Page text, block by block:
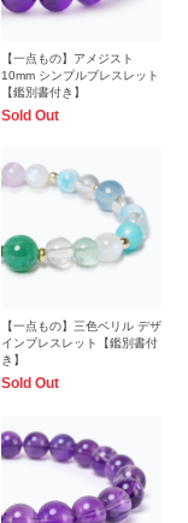
【一点もの】アメジスト
10mm シンプルブレスレット
【鑑別書付き】
Sold Out
【一点もの】三色ベリル デザ
インブレスレット【鑑別書付
き】
Sold Out